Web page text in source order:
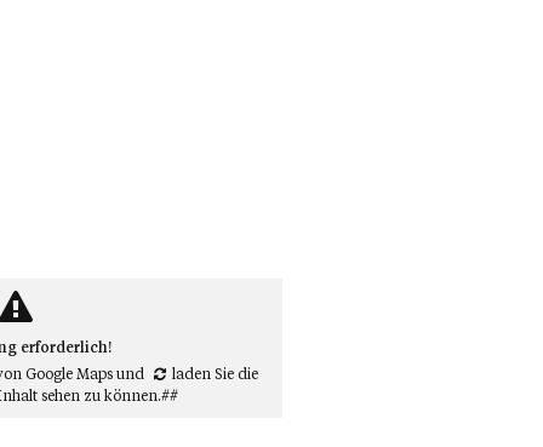
erforderlich!
Google Mapsund
laden Sie die
sehen zu können.##